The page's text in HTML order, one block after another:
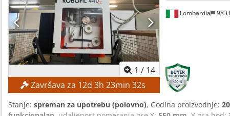
1 / 14
Završava za 12d 3h 23min 31s
Lombardia 983
Stanje: spreman za upotrebu (polovno), Godina proizvodnje: